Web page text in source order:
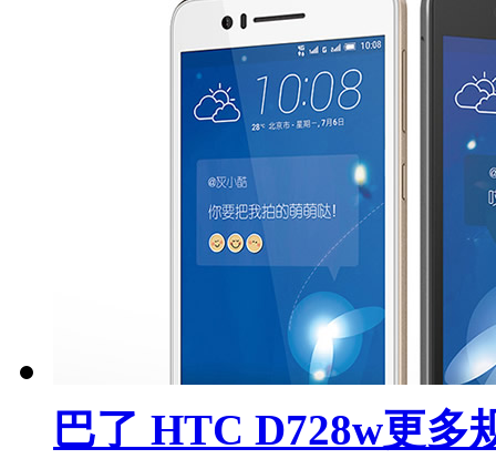
巴了 HTC D728w更多